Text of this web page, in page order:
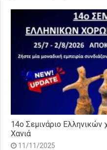
14o Σεμινάριο
Χανιά
11/11/2025